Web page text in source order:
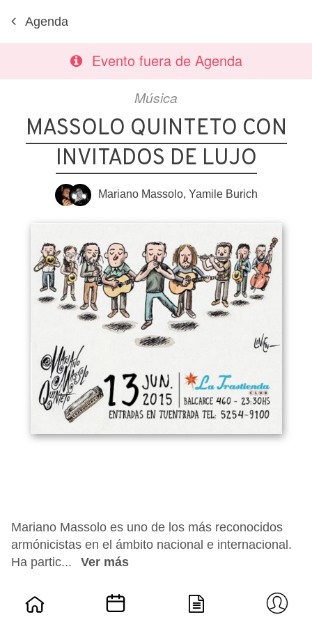
Agenda
Evento fuera de Agenda
Música
MASSOLO QUINTETO CON
INVITADOS DE LUJO
Mariano Massolo, Yamile Burich
Mariano Massolo es uno de los más reconocidos
armónicistas en el ámbito nacional e internacional.
Ha partic...
Ver más